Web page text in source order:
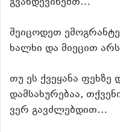
შეიცოდეთ
ხალხი და მიეცით
თუ ეს ქვეყანა
დამსახურებაა,
ვერ გავძლებდით…